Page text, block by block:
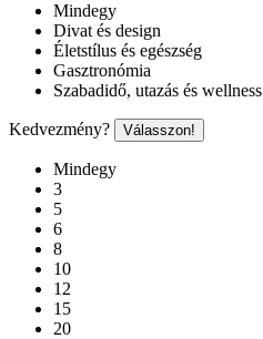
Mindegy
Divat és design
Életstílus és egészség
Gasztronómia
Szabadidő, utazás és wellness
Kedvezmény? Válasszon!
Mindegy
3
5
6
8
10
12
15
20